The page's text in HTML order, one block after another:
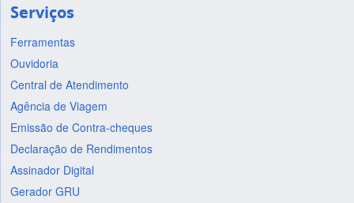
Serviços
Ferramentas
Ouvidoria
Central de Atendimento
Agência de Viagem
Emissão de Contra-cheques
Declaração de Rendimentos
Assinador Digital
Gerador GRU